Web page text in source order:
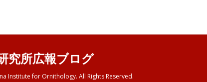
究所広報ブログ
Institute for Ornithology. All Rights Reserved.